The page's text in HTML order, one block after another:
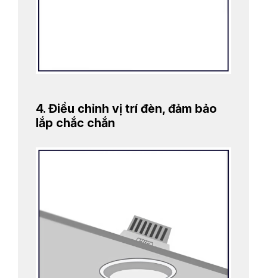
4. Điều chỉnh vị trí đèn, đảm bảo
lắp chắc chắn